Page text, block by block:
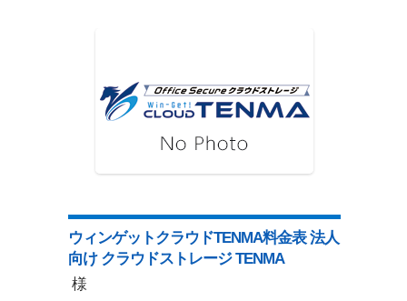
ウィンゲットクラウドTENMA料金表 法人
向け クラウドストレージ TENMA
様